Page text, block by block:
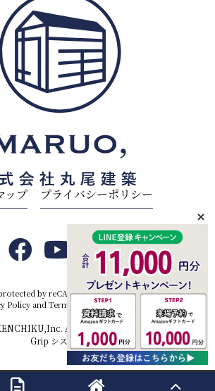
ップ プライバシーポリシー
by reCAPTCHA and the Google
PolicyandTerms of Service
All rights reserved.Produced by
Grip システム